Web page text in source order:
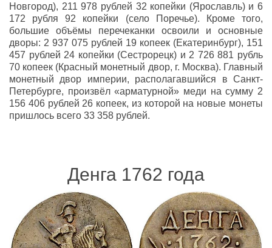
Новгород), 211 978 рублей 32 копейки (Ярославль) и 6
172 рубля 92 копейки (село Поречье). Кроме того,
большие объёмы перечеканки освоили и основные
дворы: 2 937 075 рублей 19 копеек (Екатеринбург), 151
457 рублей 24 копейки (Сестрорецк) и 2 726 881 рубль
70 копеек (Красный монетный двор, г. Москва). Главный
монетный двор империи, располагавшийся в Санкт-
Петербурге, произвёл «арматурной» меди на сумму 2
156 406 рублей 26 копеек, из которой на новые монеты
пришлось всего 33 358 рублей.
Денга 1762 года